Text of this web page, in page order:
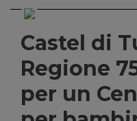
Castel di
Regione
per un